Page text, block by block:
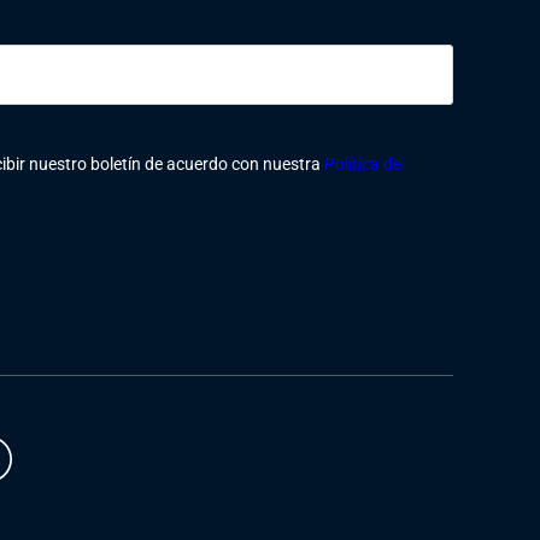
nuestro boletín de acuerdo con nuestra Política de